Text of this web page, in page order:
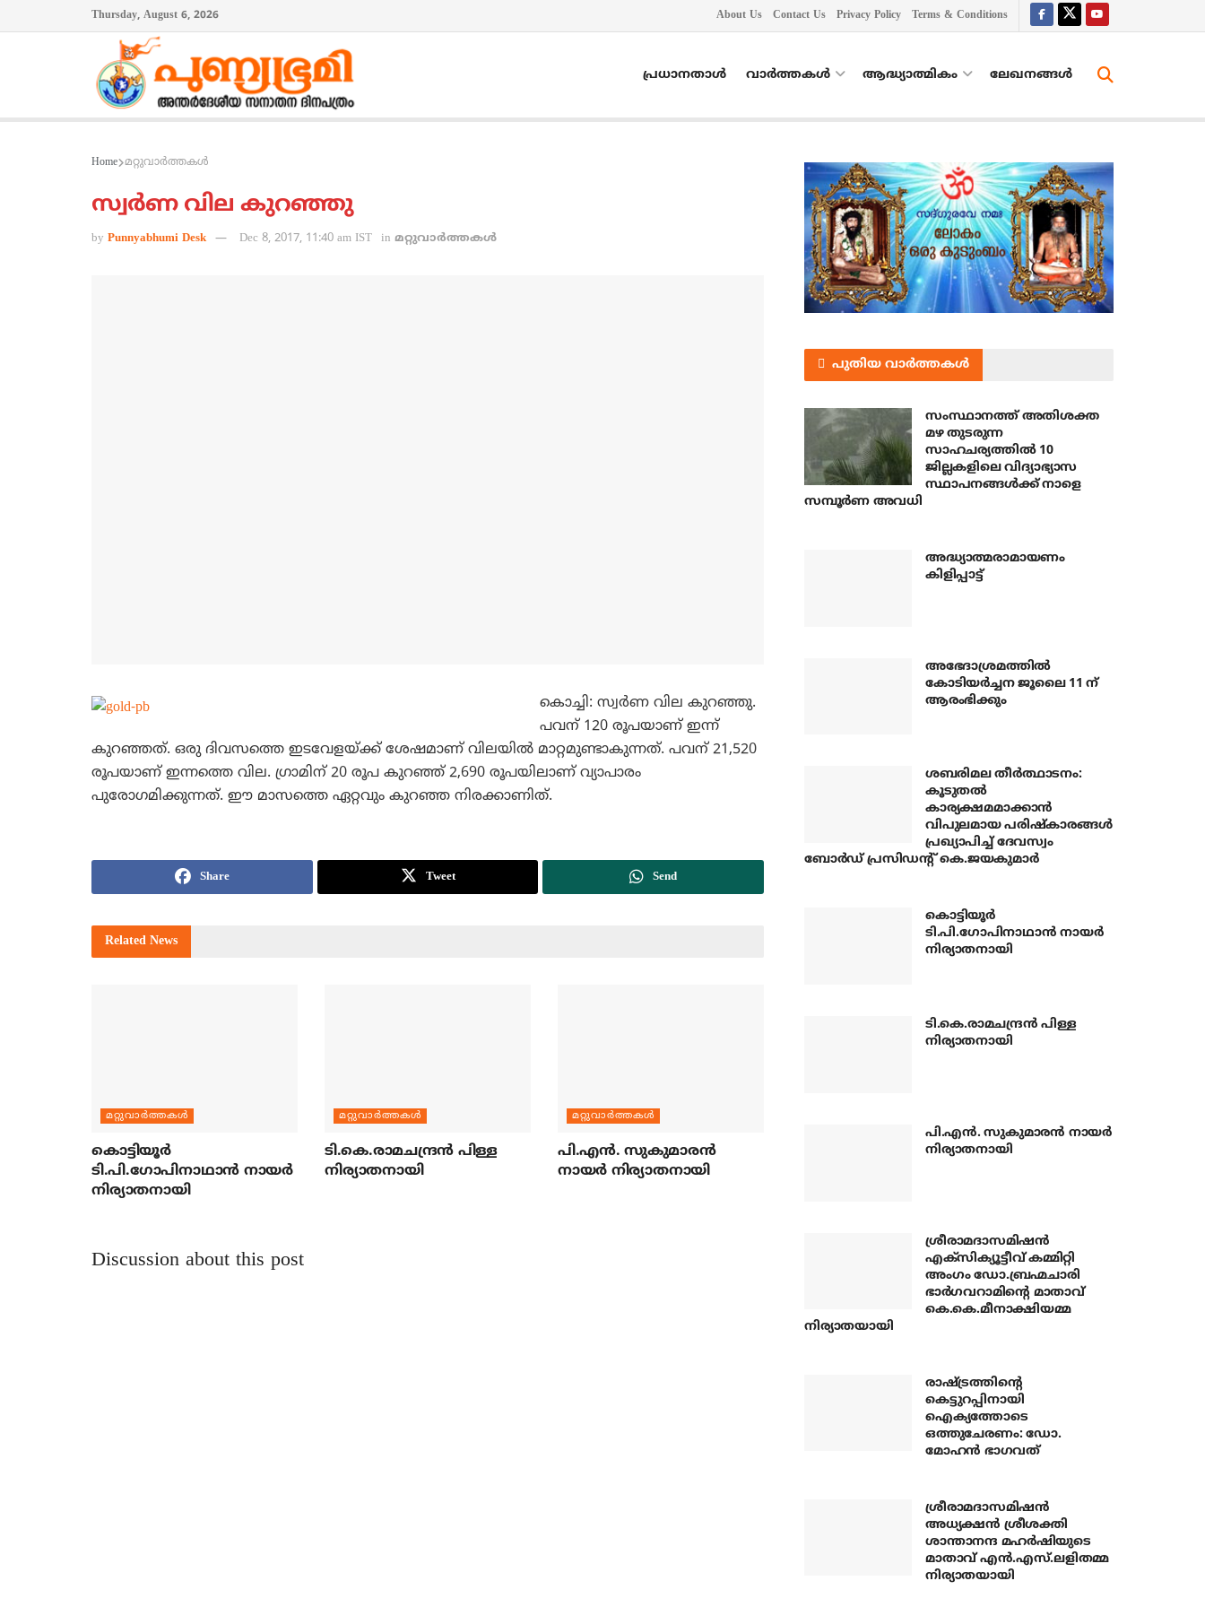
Thursday, August 6, 2026 About Us Contact Us Privacy Policy Terms & Conditions
പ്രധാനതാൾ വാർത്തകൾ ആദ്ധ്യാത്മികം ലേഖനങ്ങള്‍
Home മറ്റുവാര്‍ത്തകള്‍
സ്വര്‍ണ വില കുറഞ്ഞു
by Punnyabhumi Desk Dec 8, 2017, 11:40 am IST in മറ്റുവാര്‍ത്തകള്‍
കൊച്ചി: സ്വര്‍ണ വില കുറഞ്ഞു.
പവന് 120 രൂപയാണ് ഇന്ന്
കുറഞ്ഞത്. ഒരു ദിവസത്തെ ഇടവേളയ്ക്ക് ശേഷമാണ് വിലയില്‍ മാറ്റമുണ്ടാകുന്നത്. പവന് 21,520
രൂപയാണ് ഇന്നത്തെ വില. ഗ്രാമിന് 20 രൂപ കുറഞ്ഞ് 2,690 രൂപയിലാണ് വ്യാപാരം
പുരോഗമിക്കുന്നത്. ഈ മാസത്തെ ഏറ്റവും കുറഞ്ഞ നിരക്കാണിത്.
Share Tweet Send
Related News
മറ്റുവാര്‍ത്തകള്‍
കൊട്ടിയൂര്‍
ടി.പി.ഗോപിനാഥാന്‍ നായര്‍
നിര്യാതനായി
മറ്റുവാര്‍ത്തകള്‍
ടി.കെ.രാമചന്ദ്രന്‍ പിള്ള
നിര്യാതനായി
മറ്റുവാര്‍ത്തകള്‍
പി.എന്‍. സുകുമാരന്‍
നായര്‍ നിര്യാതനായി
Discussion about this post
പുതിയ വാർത്തകൾ
സംസ്ഥാനത്ത് അതിശക്ത
മഴ തുടരുന്ന
സാഹചര്യത്തിൽ 10
ജില്ലകളിലെ വിദ്യാഭ്യാസ
സ്ഥാപനങ്ങൾക്ക് നാളെ
സമ്പൂർണ അവധി
അദ്ധ്യാത്മരാമായണം
കിളിപ്പാട്ട്
അഭേദാശ്രമത്തില്‍
കോടിയര്‍ച്ചന ജൂലൈ 11 ന്
ആരംഭിക്കും
ശബരിമല തീര്‍ത്ഥാടനം:
കൂടുതല്‍
കാര്യക്ഷമമാക്കാന്‍
വിപുലമായ പരിഷ്‌കാരങ്ങള്‍
പ്രഖ്യാപിച്ച് ദേവസ്വം
ബോര്‍ഡ് പ്രസിഡന്റ് കെ.ജയകുമാര്‍
കൊട്ടിയൂര്‍
ടി.പി.ഗോപിനാഥാന്‍ നായര്‍
നിര്യാതനായി
ടി.കെ.രാമചന്ദ്രന്‍ പിള്ള
നിര്യാതനായി
പി.എന്‍. സുകുമാരന്‍ നായര്‍
നിര്യാതനായി
ശ്രീരാമദാസമിഷന്‍
എക്‌സിക്യൂട്ടീവ് കമ്മിറ്റി
അംഗം ഡോ.ബ്രഹ്മചാരി
ഭാര്‍ഗവറാമിന്റെ മാതാവ്
കെ.കെ.മീനാക്ഷിയമ്മ
നിര്യാതയായി
രാഷ്ട്രത്തിന്റെ
കെട്ടുറപ്പിനായി
ഐക്യത്തോടെ
ഒത്തുചേരണം: ഡോ.
മോഹന്‍ ഭാഗവത്
ശ്രീരാമദാസമിഷന്‍
അധ്യക്ഷന്‍ ശ്രീശക്തി
ശാന്താനന്ദ മഹര്‍ഷിയുടെ
മാതാവ് എന്‍.എസ്.ലളിതമ്മ
നിര്യാതയായി